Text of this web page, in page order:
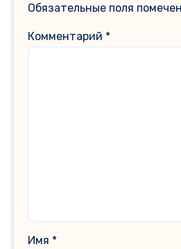
Обязательные поля
Комментарий *
Имя *